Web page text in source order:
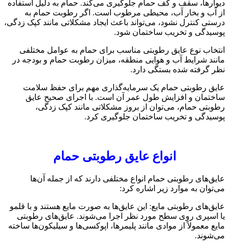
دیوارها، سقف و کف حمام جلوگیری می‌کند. حمام به دلیل استفاده
از آب و بخار آب، محیطی مرطوب است. اگر رطوبت حمام به
درستی کنترل نشود، می‌تواند باعث ایجاد مشکلاتی مانند کپک زدگی،
پوسیدگی و تخریب ساختمان شود.
انتخاب نوع عایق رطوبتی مناسب برای حمام به عوامل مختلفی
مانند شرایط آب و هوایی منطقه، میزان رطوبت حمام و بودجه در
نظر گرفته شده بستگی دارد.
عایق رطوبتی حمام یک سرمایه‌گذاری مهم برای حفظ سلامت
ساختمان و افزایش طول عمر آن است. با اجرای صحیح عایق
رطوبتی حمام، می‌توان از بروز مشکلاتی مانند کپک زدگی،
پوسیدگی و تخریب ساختمان جلوگیری کرد.
انواع عایق رطوبتی حمام
عایق‌های رطوبتی حمام انواع مختلفی دارند که از جمله آن‌ها
می‌توان به موارد زیر اشاره کرد:
عایق‌های رطوبتی مایع: این عایق‌ها به صورت مایع هستند و با قلمو
یا اسپری روی سطح مورد نظر اجرا می‌شوند. عایق‌های رطوبتی
مایع معمولاً از موادی مانند پلیمرها، اپوکسی‌ها و سیلیکون‌ها ساخته
می‌شوند.